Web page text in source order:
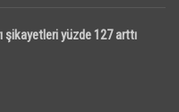
şikayetleri yüzde 127 arttı